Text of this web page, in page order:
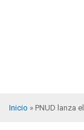
Inicio PNUD lanza